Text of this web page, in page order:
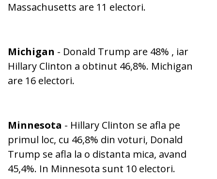
Massachusetts are 11 electori.
Michigan - Donald Trump are 48% , iar
Hillary Clinton a obtinut 46,8%. Michigan
are 16 electori.
Minnesota - Hillary Clinton se afla pe
primul loc, cu 46,8% din voturi, Donald
Trump se afla la o distanta mica, avand
45,4%. In Minnesota sunt 10 electori.